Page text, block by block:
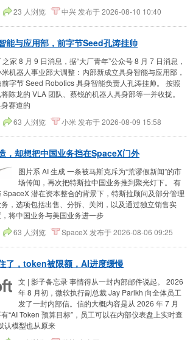
23 人浏览 中兴 发布于2026-08-10 10:40
能与应用部，前字节Seed孔涛挂帅
之家 8 月 9 日消息，据“大厂青年”公众号 8 月 7 日消息，
米机器人事业部大调整：内部新成立具身智能与应用部，
前字节 Seed Robotics 具身智能负责人孔涛挂帅。 按照
陈龙的 VLA 团队、蔡锐的机器人具身部等一并收拢。
赛道的
63 人浏览 小米 发布于2026-08-09 15:58
，却想把中国业务挡在SpaceX门外
图片系 AI 生成 一条被马斯克斥为“荒谬假新闻”的市
场传闻，再次把特斯拉中国业务推到聚光灯下。 有
潜在资本整合的背景下，特斯拉顾问及部分管理
，选项包括出售、分拆、关闭，以及通过独立销售实
将中国业务与美国业务进一步
63 人浏览 SpaceX 发布于2026-08-06 09:25
了，token被限额，AI进度缓慢
文 | 影子备忘录 事情得从一封内部邮件说起。 2026
年 8 月初，微软执行副总裁 Jay Parikh 向全体员工
发了一封内部信。信的大概内容是从 2026 年 7 月
“AI Token 预算目标”，员工可以在内部仪表盘上实时查
认模型也从原来